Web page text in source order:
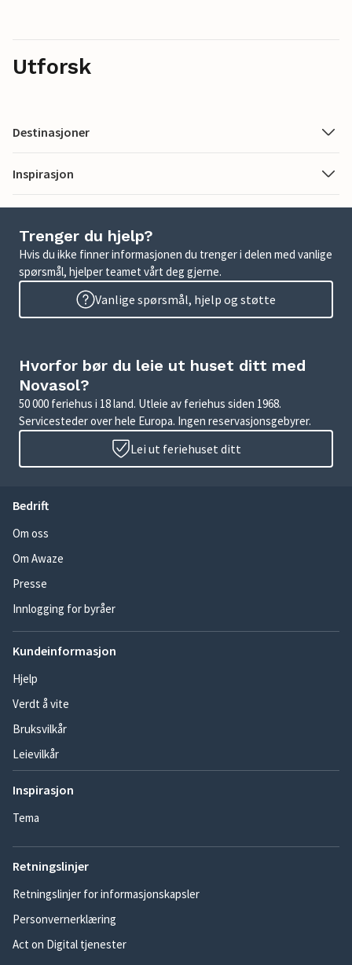
Utforsk
Destinasjoner
Inspirasjon
Trenger du hjelp?
Hvis du ikke finner informasjonen du trenger i delen med vanlige
spørsmål, hjelper teamet vårt deg gjerne.
Vanlige spørsmål, hjelp og støtte
Hvorfor bør du leie ut huset ditt med
Novasol?
50 000 feriehus i 18 land. Utleie av feriehus siden 1968.
Servicesteder over hele Europa. Ingen reservasjonsgebyrer.
Lei ut feriehuset ditt
Bedrift
Om oss
Om Awaze
Presse
Innlogging for byråer
Kundeinformasjon
Hjelp
Verdt å vite
Bruksvilkår
Leievilkår
Inspirasjon
Tema
Retningslinjer
Retningslinjer for informasjonskapsler
Personvernerklæring
Act on Digital tjenester